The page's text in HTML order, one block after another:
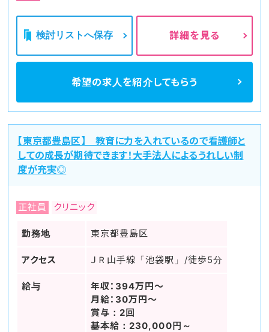
検討リストへ保存 詳細を見る
希望の求人を紹介してもらう
【東京都豊島区】 教育に力を入れているので看護師と
しての成長が期待できます！大手法人によるうれしい制
度が充実◎
正社員 クリニック
勤務地 東京都豊島区
アクセス ＪＲ山手線「池袋駅」/徒歩5分
給与
年収：394万円～
月給：30万円～
賞与：2回
基本給：230,000円～